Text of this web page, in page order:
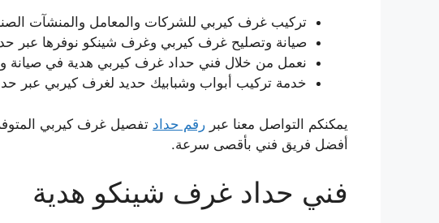
تركيب غرف كيربي للشركات والمعامل والمنشآت
صيانة وتصليح غرف كيربي وغرف شينكو نوفرها عبر
نعمل من خلال فني حداد غرف كيربي هدية في صيانة
خدمة تركيب أبواب وشبابيك حديد لغرف كيربي عبر
يمكنكم التواصل معنا عبر رقم حداد تفصيل غرف كيربي
أفضل فريق فني بأقصى سرعة.
فني حداد غرف شينكو هدية